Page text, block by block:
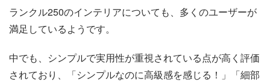
ランクル250のインテリアについても、多くのユーザーが
満足しているようです。
中でも、シンプルで実用性が重視されている点が高く評価
されており、「シンプルなのに高級感を感じる！」「細部